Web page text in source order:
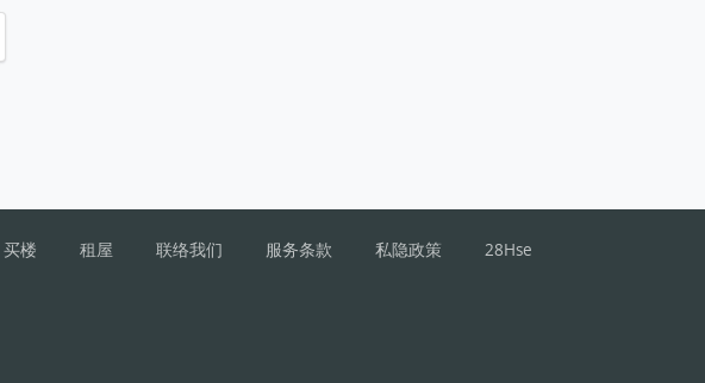
买楼 租屋 联络我们 服务条款 私隐政策 28Hse